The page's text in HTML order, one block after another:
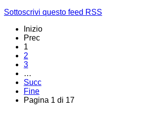
Sottoscrivi questo feed RSS
Inizio
Prec
1
2
3
…
Succ
Fine
Pagina 1 di 17